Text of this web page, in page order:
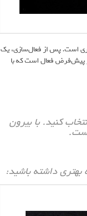
است. پس از فعال‌سازی، یک
پیش‌فرض فعال است که با
کنید. با بیرون
بهتری داشته باشید: